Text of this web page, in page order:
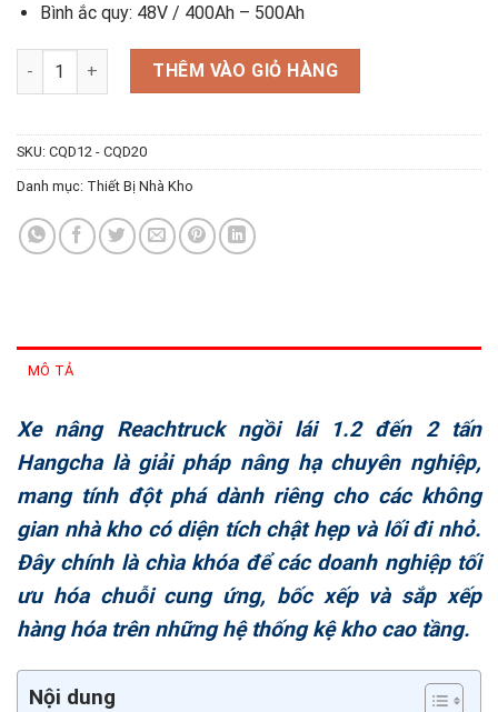
Bình ắc quy: 48V / 400Ah – 500Ah
Xe nâng Reachtruck ngồi lái 1.2 đến 2 tấn số lượng
THÊM VÀO GIỎ HÀNG
SKU: CQD12 - CQD20
Danh mục: Thiết Bị Nhà Kho
MÔ TẢ
Xe nâng Reachtruck ngồi lái 1.2 đến 2 tấn
Hangcha là giải pháp nâng hạ chuyên nghiệp,
mang tính đột phá dành riêng cho các không
gian nhà kho có diện tích chật hẹp và lối đi nhỏ.
Đây chính là chìa khóa để các doanh nghiệp tối
ưu hóa chuỗi cung ứng, bốc xếp và sắp xếp
hàng hóa trên những hệ thống kệ kho cao tầng.
Nội dung